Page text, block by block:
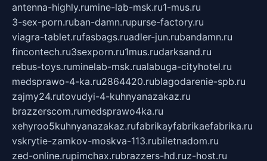
antenna-highly.rumine-lab-msk.ru1-mus.ru
3-sex-porn.ruban-damn.rupurse-factory.ru
viagra-tablet.rufasbags.ruadler-jun.rubandamn.ru
fincontech.ru3sexporn.ru1mus.rudarksand.ru
rebus-toys.ruminelab-msk.rualabuga-cityhotel.ru
medsprawo-4-ka.ru2864420.rublagodarenie-spb.ru
zajmy24.rutovudyi-4-kuhnyanazakaz.ru
brazzerscom.rumedsprawo4ka.ru
xehyroo5kuhnyanazakaz.rufabrikayfabrikaefabrika.ru
vskrytie-zamkov-moskva-113.rubiletnadom.ru
zed-online.rupimchax.rubrazzers-hd.ruz-host.ru